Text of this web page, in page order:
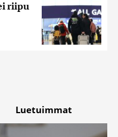
riipu
Luetuimmat